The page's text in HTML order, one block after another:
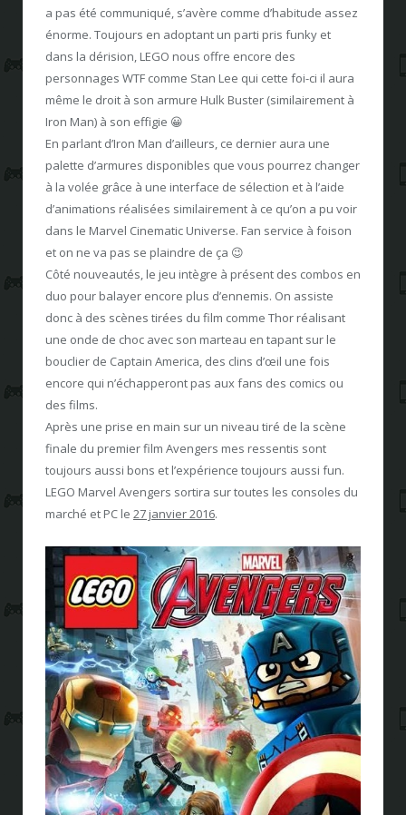
a pas été communiqué, s’avère comme d’habitude assez
énorme. Toujours en adoptant un parti pris funky et
dans la dérision, LEGO nous offre encore des
personnages WTF comme Stan Lee qui cette foi-ci il aura
même le droit à son armure Hulk Buster (similairement à
Iron Man) à son effigie 😀
En parlant d’Iron Man d’ailleurs, ce dernier aura une
palette d’armures disponibles que vous pourrez changer
à la volée grâce à une interface de sélection et à l’aide
d’animations réalisées similairement à ce qu’on a pu voir
dans le Marvel Cinematic Universe. Fan service à foison
et on ne va pas se plaindre de ça 😉
Côté nouveautés, le jeu intègre à présent des combos en
duo pour balayer encore plus d’ennemis. On assiste
donc à des scènes tirées du film comme Thor réalisant
une onde de choc avec son marteau en tapant sur le
bouclier de Captain America, des clins d’œil une fois
encore qui n’échapperont pas aux fans des comics ou
des films.
Après une prise en main sur un niveau tiré de la scène
finale du premier film Avengers mes ressentis sont
toujours aussi bons et l’expérience toujours aussi fun.
LEGO Marvel Avengers sortira sur toutes les consoles du
marché et PC le 27 janvier 2016.